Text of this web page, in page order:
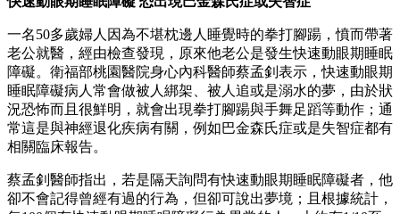
一名50多歲婦人因為不堪枕邊人睡覺時的拳打腳踼，憤而帶著
老公就醫，經由檢查發現，原來他老公是發生快速動眼期睡眠
障礙。衛福部桃園醫院身心內科醫師蔡孟釗表示，快速動眼期
睡眠障礙病人常會做被人綁架、被人追或是溺水的夢，由於狀
況恐怖而且很鮮明，就會出現拳打腳踼與手舞足蹈等動作；通
常這是與神經退化疾病有關，例如巴金森氏症或是失智症都有
相關臨床報告。
蔡孟釗醫師指出，若是隔天詢問有快速動眼期睡眠障礙者，他
卻不會記得曾經有過的行為，但卻可說出夢境；且根據統計，